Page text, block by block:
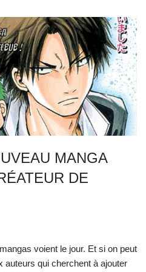
MANGA
DE
voient le jour. Et si on peut
auteurs qui cherchent à ajouter